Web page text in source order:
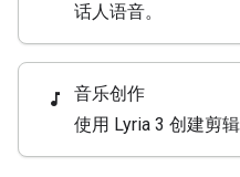
话人语音。
music_note
音乐创作
使用 Lyria 3 创建剪